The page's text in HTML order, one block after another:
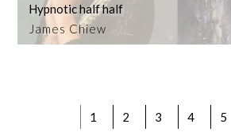
James Chiew
Hypnotic half half
1 2 3 4 5